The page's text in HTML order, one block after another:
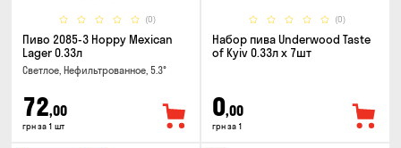
(0)
Пиво 2085-3 Hoppy Mexican
Lager 0.33л
Светлое, Нефильтрованное, 5.3°
72,00
грн за 1 шт
(0)
Набор пива Underwood Taste
of Kyiv 0.33л x 7шт
0,00
грн за 1